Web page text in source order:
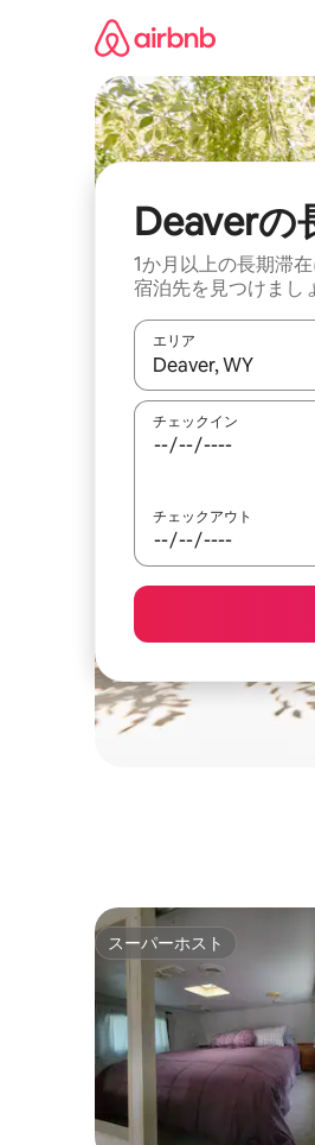
Deaverの
1か月以上の長期滞
宿泊先を見つけまし
エリア
検索結果が表示され
チェックイン
チェックアウト
スーパーホスト
スーパーホスト